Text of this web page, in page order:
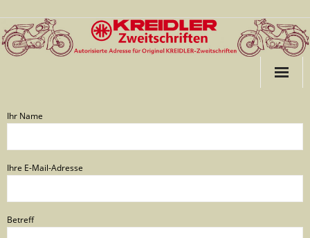
ABE für Kreidler
ABE für Garelli
Ihr Name
Ihre E-Mail-Adresse
Betreff